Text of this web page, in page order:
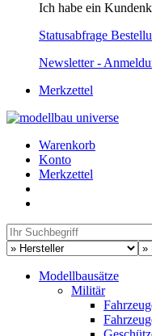
Ich habe ein
Statusabfrage
Newsletter -
Merkzettel
Warenkorb
Konto
Merkzettel
Modellbausätze
Militär